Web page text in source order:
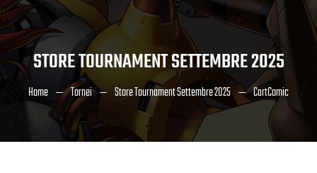
STORE TOURNAMENT SETTEMBRE 2025
Home Tornei Store Tournament Settembre 2025 CartComic